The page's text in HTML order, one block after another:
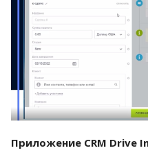
Приложение CRM Drive